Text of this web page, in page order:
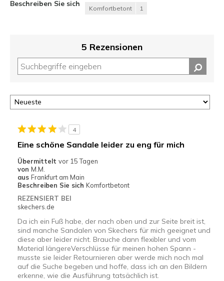
Beschreiben Sie sich
Komfortbetont 1
5 Rezensionen
4
Eine schöne Sandale leider zu eng für mich
Übermittelt vor 15 Tagen
von M.M.
aus Frankfurt am Main
Beschreiben Sie sich Komfortbetont
REZENSIERT BEI
skechers.de
Da ich ein Fuß habe, der nach oben und zur Seite breit ist,
sind manche Sandalen von Skechers für mich geeignet und
diese aber leider nicht. Brauche dann flexibler und vom
Material längereVerschlüsse für meinen hohen Spann -
musste sie leider Retournieren aber werde mich noch mal
auf die Suche begeben und hoffe, dass ich an den Bildern
erkenne, wie die Ausführung tatsächlich ist.